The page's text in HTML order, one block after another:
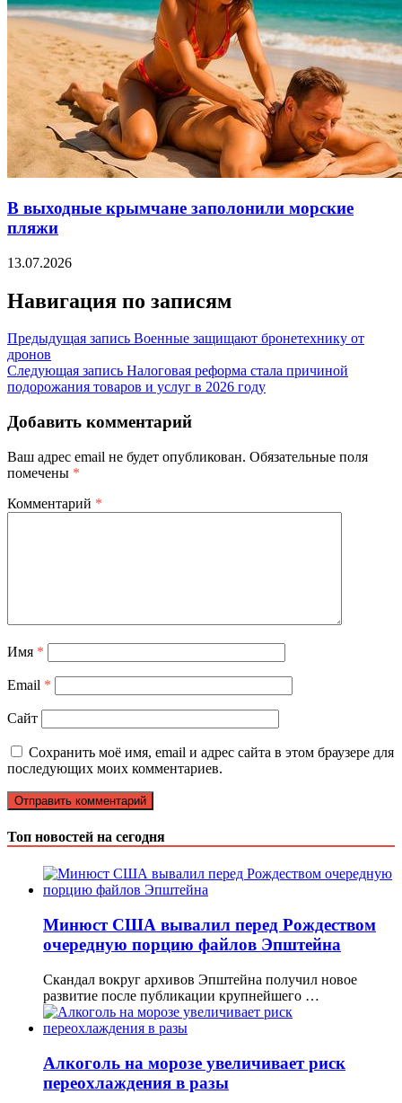
В выходные крымчане заполонили морские
пляжи
13.07.2026
Навигация по записям
Предыдущая запись Военные защищают бронетехнику от
дронов
Следующая запись Налоговая реформа стала причиной
подорожания товаров и услуг в 2026 году
Добавить комментарий
Ваш адрес email не будет опубликован. Обязательные поля
помечены *
Комментарий *
Имя *
Email *
Сайт
Сохранить моё имя, email и адрес сайта в этом браузере для
последующих моих комментариев.
Топ новостей на сегодня
Минюст США вывалил перед Рождеством
очередную порцию файлов Эпштейна
Скандал вокруг архивов Эпштейна получил новое
развитие после публикации крупнейшего …
Алкоголь на морозе увеличивает риск
переохлаждения в разы